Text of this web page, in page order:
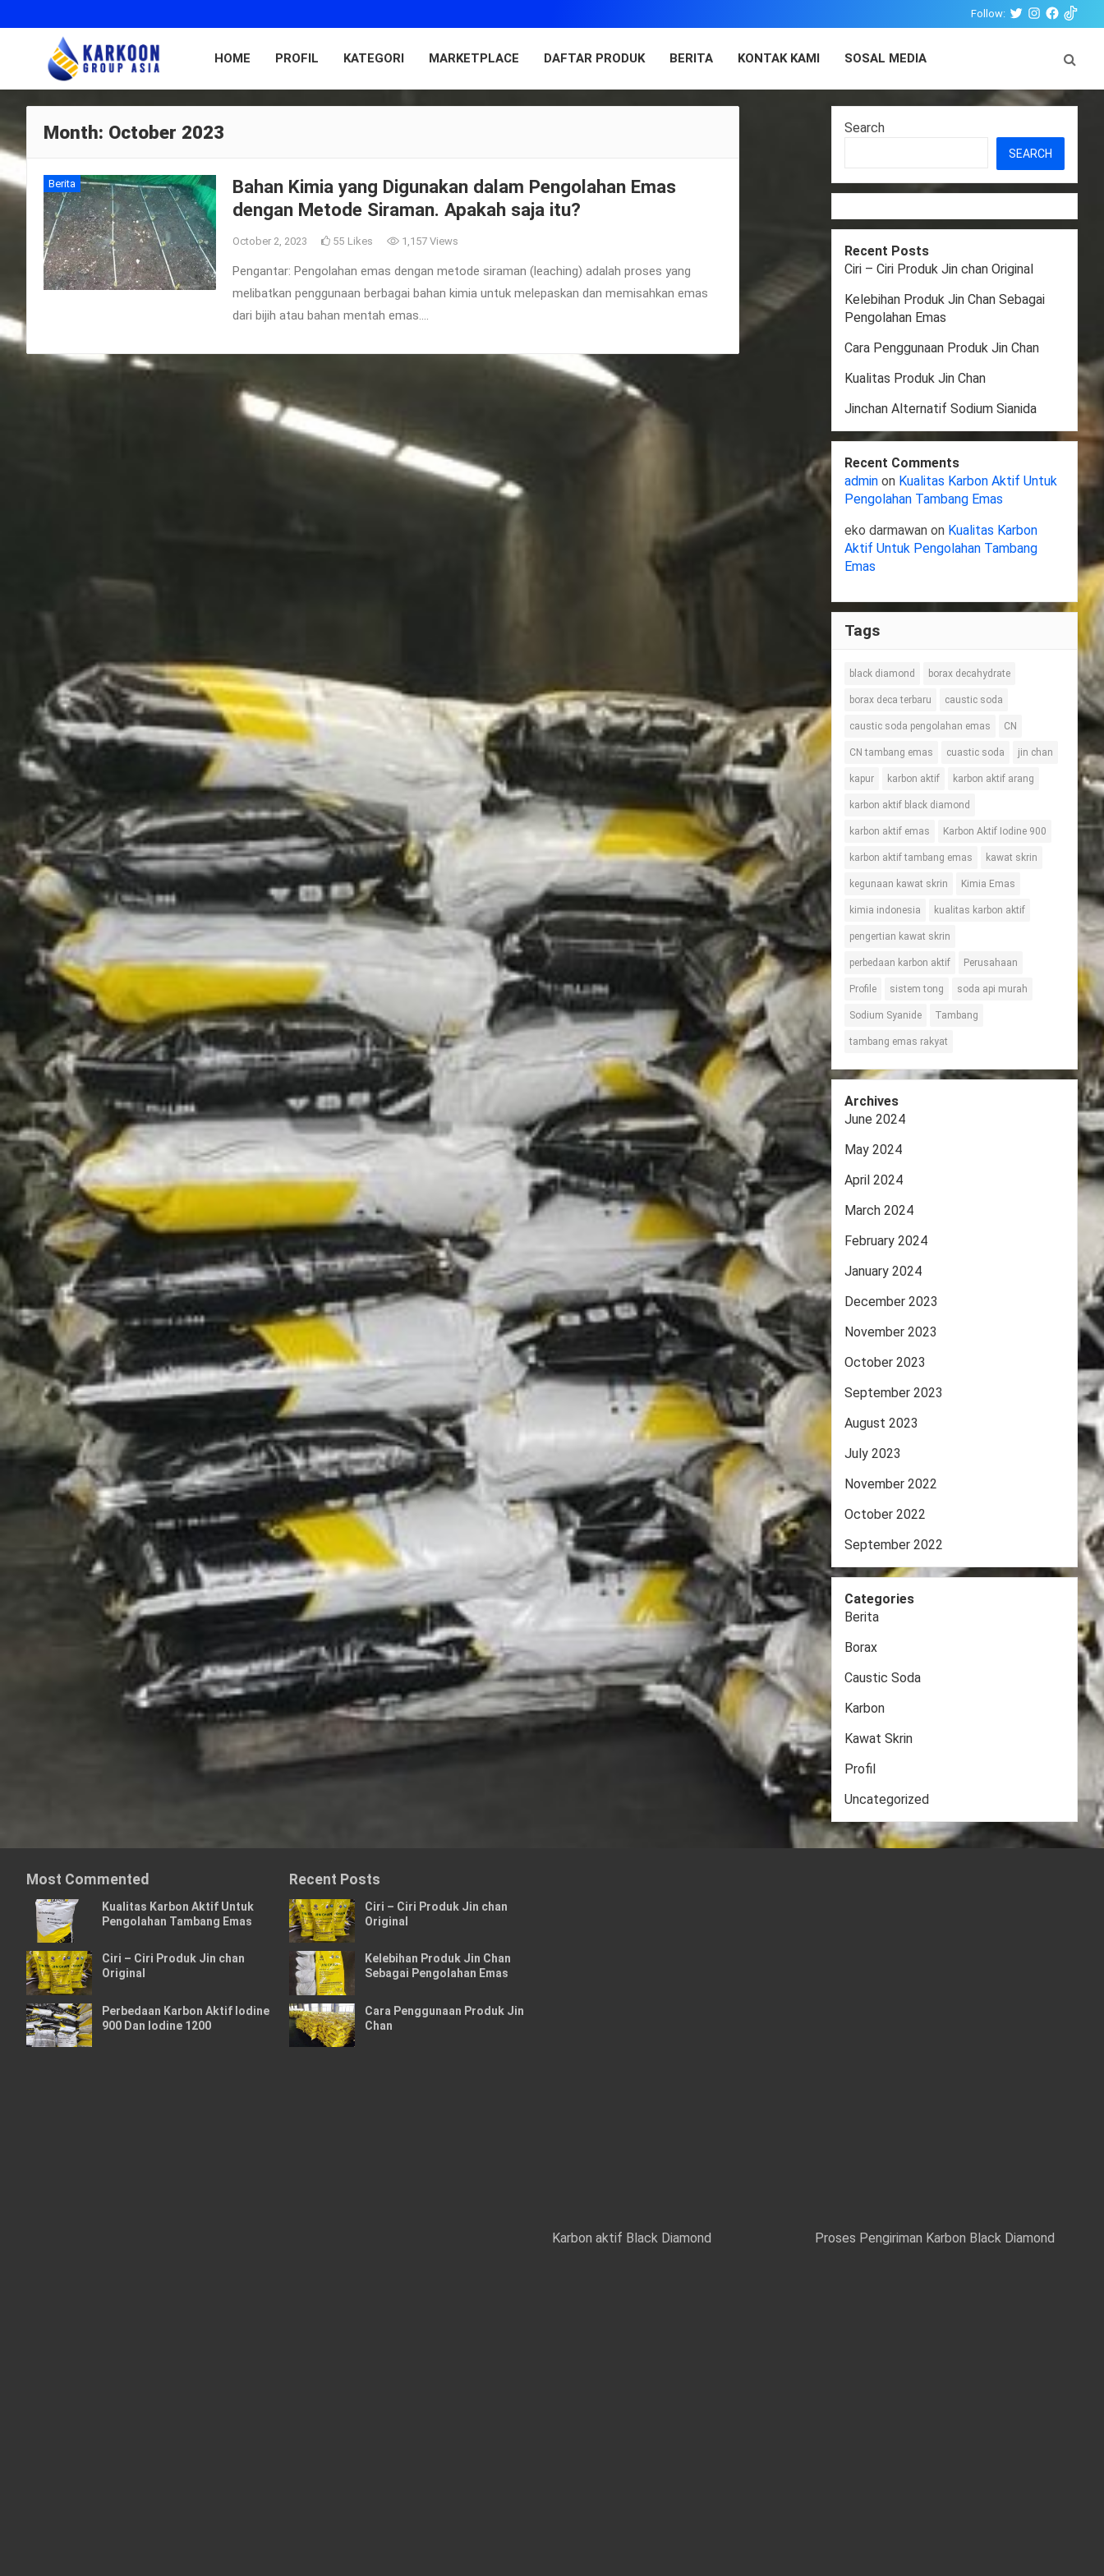
Follow: TwitterInstagram
Facebook
Tiktok
HOME PROFIL KATEGORI MARKETPLACE DAFTAR PRODUK BERITA KONTAK KAMI SOSAL MEDIA
Month: October 2023
Berita
Bahan Kimia yang Digunakan dalam Pengolahan Emas
dengan Metode Siraman. Apakah saja itu?
October 2, 2023 55 Likes 1,157 Views
Pengantar: Pengolahan emas dengan metode siraman (leaching) adalah proses yang
melibatkan penggunaan berbagai bahan kimia untuk melepaskan dan memisahkan emas
dari bijih atau bahan mentah emas.…
Search
SEARCH
Recent Posts
Ciri – Ciri Produk Jin chan Original
Kelebihan Produk Jin Chan Sebagai
Pengolahan Emas
Cara Penggunaan Produk Jin Chan
Kualitas Produk Jin Chan
Jinchan Alternatif Sodium Sianida
Recent Comments
admin on Kualitas Karbon Aktif Untuk
Pengolahan Tambang Emas
eko darmawan on Kualitas Karbon
Aktif Untuk Pengolahan Tambang
Emas
Tags
black diamond borax decahydrate
borax deca terbaru caustic soda
caustic soda pengolahan emas CN
CN tambang emas cuastic soda jin chan
kapur karbon aktif karbon aktif arang
karbon aktif black diamond
karbon aktif emas Karbon Aktif Iodine 900
karbon aktif tambang emas kawat skrin
kegunaan kawat skrin Kimia Emas
kimia indonesia kualitas karbon aktif
pengertian kawat skrin
perbedaan karbon aktif Perusahaan
Profile sistem tong soda api murah
Sodium Syanide Tambang
tambang emas rakyat
Archives
June 2024
May 2024
April 2024
March 2024
February 2024
January 2024
December 2023
November 2023
October 2023
September 2023
August 2023
July 2023
November 2022
October 2022
September 2022
Categories
Berita
Borax
Caustic Soda
Karbon
Kawat Skrin
Profil
Uncategorized
Most Commented
Kualitas Karbon Aktif Untuk
Pengolahan Tambang Emas
Ciri – Ciri Produk Jin chan
Original
Perbedaan Karbon Aktif Iodine
900 Dan Iodine 1200
Recent Posts
Ciri – Ciri Produk Jin chan
Original
Kelebihan Produk Jin Chan
Sebagai Pengolahan Emas
Cara Penggunaan Produk Jin
Chan
Karbon aktif Black Diamond Proses Pengiriman Karbon Black Diamond